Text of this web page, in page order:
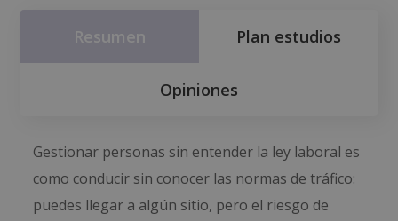
Resumen Plan estudios
Opiniones
Gestionar personas sin entender la ley laboral es
como conducir sin conocer las normas de tráfico:
puedes llegar a algún sitio, pero el riesgo de